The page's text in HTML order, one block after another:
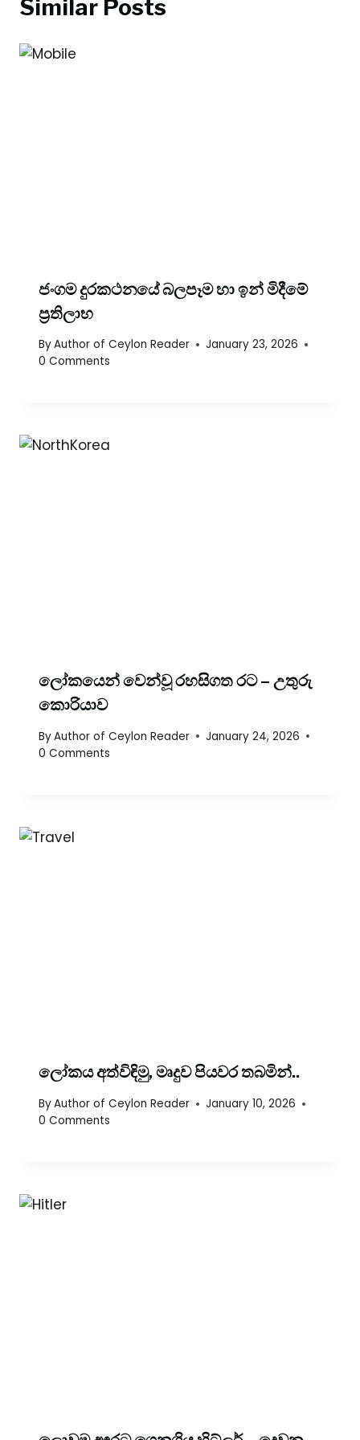
Similar Posts
ජංගම දුරකථනයේ බලපෑම හා ඉන් මිදීමේ
ප්‍රතිලාභ
ByAuthor of Ceylon Reader
January 23, 2026
0 Comments
ලෝකයෙන් වෙන්වූ රහසිගත රට – උතුරු
කොරියාව
ByAuthor of Ceylon Reader
January 24, 2026
0 Comments
ලෝකය අත්විඳිමු, මෘදුව පියවර තබමින්..
ByAuthor of Ceylon Reader
January 10, 2026
0 Comments